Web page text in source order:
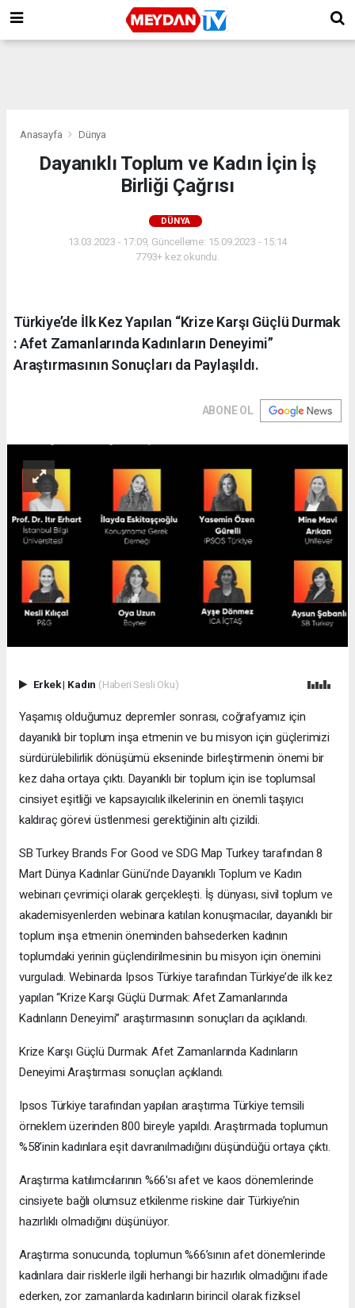
Anasayfa Dünya
Dayanıklı Toplum ve Kadın İçin İş
Birliği Çağrısı
DÜNYA
13.03.2023 - 17:09, Güncelleme: 15.09.2023 - 15:14
7793+ kez okundu.
Türkiye’de İlk Kez Yapılan “Krize Karşı Güçlü Durmak
: Afet Zamanlarında Kadınların Deneyimi”
Araştırmasının Sonuçları da Paylaşıldı.
ABONE OL
Erkek| Kadın (Haberi Sesli Oku)
Yaşamış olduğumuz depremler sonrası, coğrafyamız için
dayanıklı bir toplum inşa etmenin ve bu misyon için güçlerimizi
sürdürülebilirlik dönüşümü ekseninde birleştirmenin önemi bir
kez daha ortaya çıktı. Dayanıklı bir toplum için ise toplumsal
cinsiyet eşitliği ve kapsayıcılık ilkelerinin en önemli taşıyıcı
kaldıraç görevi üstlenmesi gerektiğinin altı çizildi.
SB Turkey Brands For Good ve SDG Map Turkey tarafından 8
Mart Dünya Kadınlar Günü’nde Dayanıklı Toplum ve Kadın
webinarı çevrimiçi olarak gerçekleşti. İş dünyası, sivil toplum ve
akademisyenlerden webinara katılan konuşmacılar, dayanıklı bir
toplum inşa etmenin öneminden bahsederken kadının
toplumdaki yerinin güçlendirilmesinin bu misyon için önemini
vurguladı. Webinarda Ipsos Türkiye tarafından Türkiye’de ilk kez
yapılan “Krize Karşı Güçlü Durmak: Afet Zamanlarında
Kadınların Deneyimi” araştırmasının sonuçları da açıklandı.
Krize Karşı Güçlü Durmak: Afet Zamanlarında Kadınların
Deneyimi Araştırması sonuçları açıklandı.
Ipsos Türkiye tarafından yapılan araştırma Türkiye temsili
örneklem üzerinden 800 bireyle yapıldı. Araştırmada toplumun
%58'inin kadınlara eşit davranılmadığını düşündüğü ortaya çıktı.
Araştırma katılımcılarının %66'sı afet ve kaos dönemlerinde
cinsiyete bağlı olumsuz etkilenme riskine dair Türkiye’nin
hazırlıklı olmadığını düşünüyor.
Araştırma sonucunda, toplumun %66’sının afet dönemlerinde
kadınlara dair risklerle ilgili herhangi bir hazırlık olmadığını ifade
ederken, zor zamanlarda kadınların birincil olarak fiziksel